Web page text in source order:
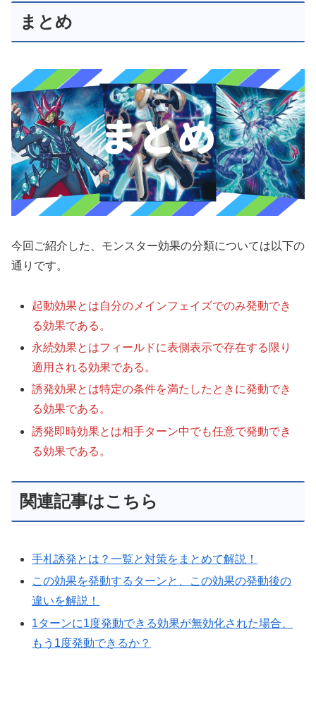
まとめ
今回ご紹介した、モンスター効果の分類については以下の
通りです。
起動効果とは自分のメインフェイズでのみ発動でき
る効果である。
永続効果とはフィールドに表側表示で存在する限り
適用される効果である。
誘発効果とは特定の条件を満たしたときに発動でき
る効果である。
誘発即時効果とは相手ターン中でも任意で発動でき
る効果である。
関連記事はこちら
手札誘発とは？一覧と対策をまとめて解説！
この効果を発動するターンと、この効果の発動後の
違いを解説！
1ターンに1度発動できる効果が無効化された場合、
もう1度発動できるか？